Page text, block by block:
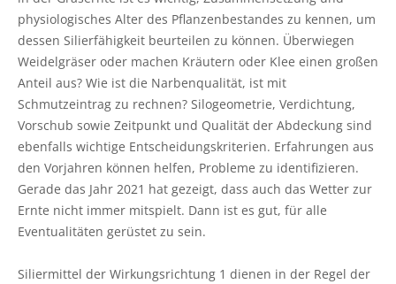
physiologisches Alter des Pflanzenbestandes zu kennen, um
dessen Silierfähigkeit beurteilen zu können. Überwiegen
Weidelgräser oder machen Kräutern oder Klee einen großen
Anteil aus? Wie ist die Narbenqualität, ist mit
Schmutzeintrag zu rechnen? Silogeometrie, Verdichtung,
Vorschub sowie Zeitpunkt und Qualität der Abdeckung sind
ebenfalls wichtige Entscheidungskriterien. Erfahrungen aus
den Vorjahren können helfen, Probleme zu identifizieren.
Gerade das Jahr 2021 hat gezeigt, dass auch das Wetter zur
Ernte nicht immer mitspielt. Dann ist es gut, für alle
Eventualitäten gerüstet zu sein.
Siliermittel der Wirkungsrichtung 1 dienen in der Regel der